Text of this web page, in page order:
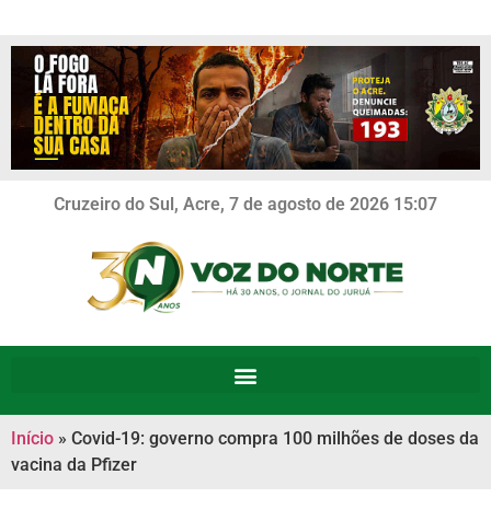
Cruzeiro do Sul, Acre, 7 de agosto de 2026 15:07
Início » Covid-19: governo compra 100 milhões de doses da
vacina da Pfizer